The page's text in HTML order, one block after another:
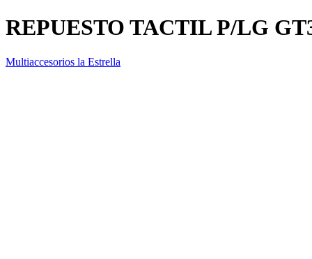
REPUESTO TACTIL P/LG
Multiaccesorios la Estrella